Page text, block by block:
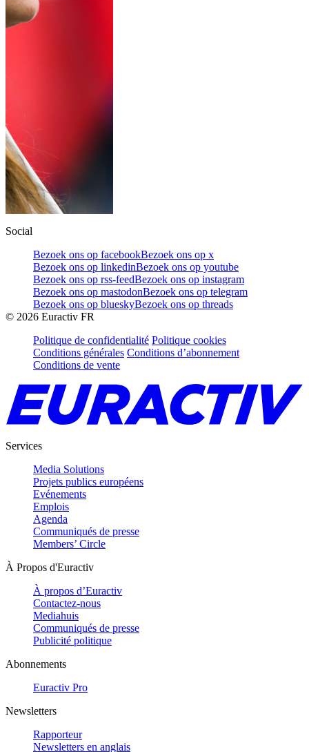
Social
Bezoek ons op facebookBezoek ons op x
Bezoek ons op linkedinBezoek ons op youtube
Bezoek ons op rss-feedBezoek ons op instagram
Bezoek ons op mastodonBezoek ons op telegram
Bezoek ons op blueskyBezoek ons op threads
© 2026 Euractiv FR
Politique de confidentialité Politique cookies
Conditions générales Conditions d’abonnement
Conditions de vente
Services
Media Solutions
Projets publics européens
Evénements
Emplois
Agenda
Communiqués de presse
Members’ Circle
À Propos d'Euractiv
À propos d’Euractiv
Contactez-nous
Mediahuis
Communiqués de presse
Publicité politique
Abonnements
Euractiv Pro
Newsletters
Rapporteur
Newsletters en anglais